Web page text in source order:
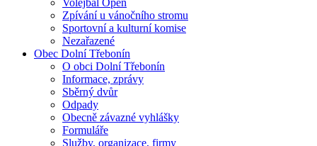
Volejbal Open
Zpívání u vánočního stromu
Sportovní a kulturní komise
Nezařazené
Obec Dolní Třebonín
O obci Dolní Třebonín
Informace, zprávy
Sběrný dvůr
Odpady
Obecně závazné vyhlášky
Formuláře
Služby, organizace, firmy